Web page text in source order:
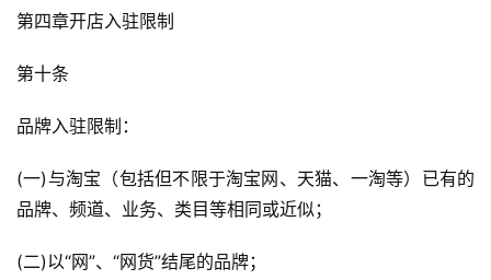
第四章开店入驻限制
第十条
品牌入驻限制：
(一)与淘宝（包括但不限于淘宝网、天猫、一淘等）已有的
品牌、频道、业务、类目等相同或近似；
(二)以“网”、“网货”结尾的品牌；